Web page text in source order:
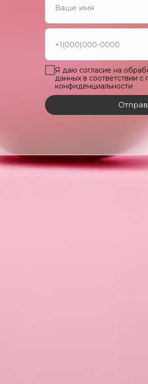
Я даю согласие на
данных в соответствии с
конфиденциальности